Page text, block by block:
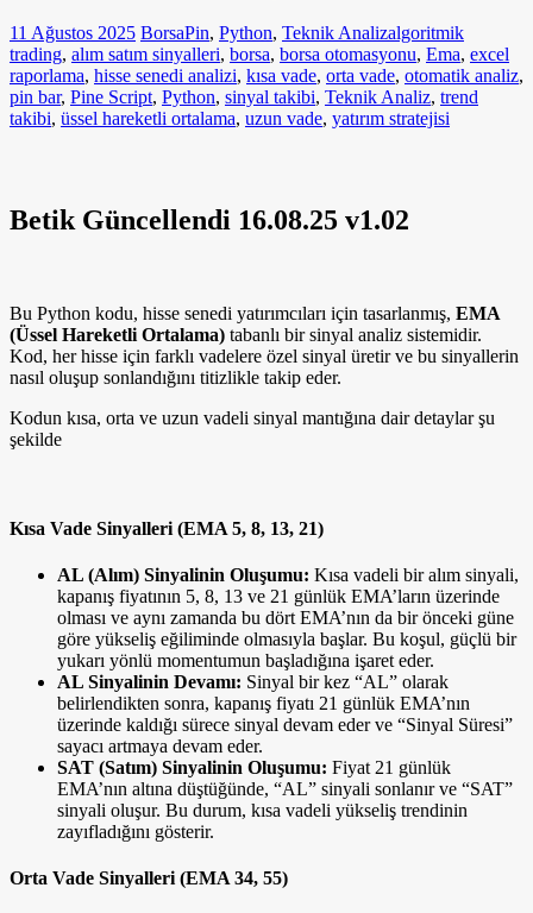
11 Ağustos 2025 BorsaPin, Python, Teknik Analizalgoritmik
trading, alım satım sinyalleri, borsa, borsa otomasyonu, Ema, excel
raporlama, hisse senedi analizi, kısa vade, orta vade, otomatik analiz,
pin bar, Pine Script, Python, sinyal takibi, Teknik Analiz, trend
takibi, üssel hareketli ortalama, uzun vade, yatırım stratejisi
Betik Güncellendi 16.08.25 v1.02
Bu Python kodu, hisse senedi yatırımcıları için tasarlanmış, EMA
(Üssel Hareketli Ortalama) tabanlı bir sinyal analiz sistemidir.
Kod, her hisse için farklı vadelere özel sinyal üretir ve bu sinyallerin
nasıl oluşup sonlandığını titizlikle takip eder.
Kodun kısa, orta ve uzun vadeli sinyal mantığına dair detaylar şu
şekilde
Kısa Vade Sinyalleri (EMA 5, 8, 13, 21)
AL (Alım) Sinyalinin Oluşumu: Kısa vadeli bir alım sinyali,
kapanış fiyatının 5, 8, 13 ve 21 günlük EMA’ların üzerinde
olması ve aynı zamanda bu dört EMA’nın da bir önceki güne
göre yükseliş eğiliminde olmasıyla başlar. Bu koşul, güçlü bir
yukarı yönlü momentumun başladığına işaret eder.
AL Sinyalinin Devamı: Sinyal bir kez “AL” olarak
belirlendikten sonra, kapanış fiyatı 21 günlük EMA’nın
üzerinde kaldığı sürece sinyal devam eder ve “Sinyal Süresi”
sayacı artmaya devam eder.
SAT (Satım) Sinyalinin Oluşumu: Fiyat 21 günlük
EMA’nın altına düştüğünde, “AL” sinyali sonlanır ve “SAT”
sinyali oluşur. Bu durum, kısa vadeli yükseliş trendinin
zayıfladığını gösterir.
Orta Vade Sinyalleri (EMA 34, 55)